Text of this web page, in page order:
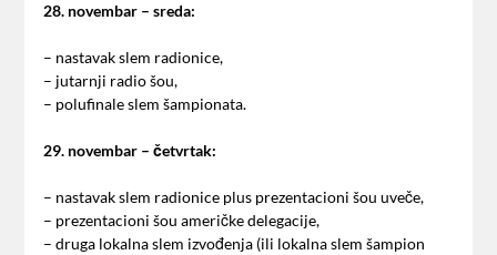
28. novembar – sreda:
– nastavak slem radionice,
– jutarnji radio šou,
– polufinale slem šampionata.
29. novembar – četvrtak:
– nastavak slem radionice plus prezentacioni šou uveče,
– prezentacioni šou američke delegacije,
– druga lokalna slem izvođenja (ili lokalna slem šampion